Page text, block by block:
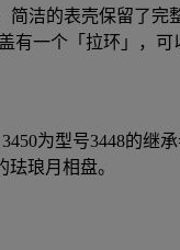
简洁的表壳保留了
有一个「拉环」，
为型号3448的继
琅月相盘。